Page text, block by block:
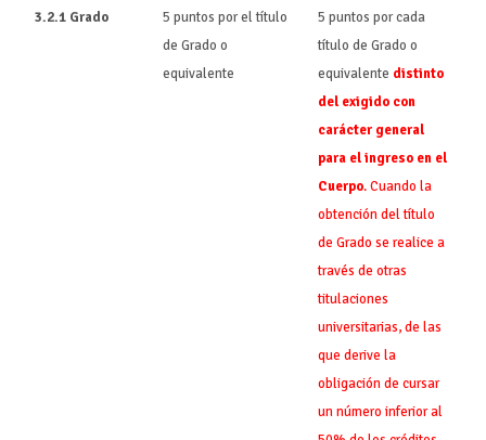
3.2.1 Grado
5 puntos por el título
de Grado o
equivalente
5 puntos por cada
título de Grado o
equivalente distinto
del exigido con
carácter general
para el ingreso en el
Cuerpo. Cuando la
obtención del título
de Grado se realice a
través de otras
titulaciones
universitarias, de las
que derive la
obligación de cursar
un número inferior al